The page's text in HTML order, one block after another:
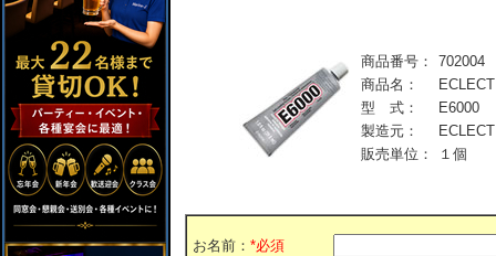
商品番号：
702004
商品名：
型 式：
E6000
製造元：
販売単位：
１個
お名前： *必須